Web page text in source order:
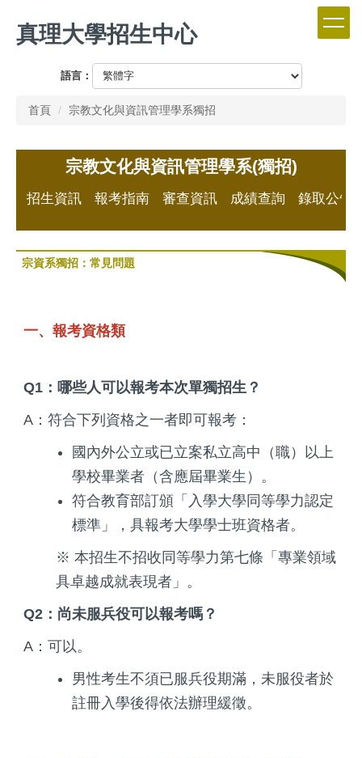
到
主真理大學招生中心
語言：
首頁 宗教文化與資訊管理學系獨招
宗教文化與資訊管理學系(獨招)
招生資訊 報考指南 審查資訊 成績查詢 錄取公告
宗資系獨招：常見問題
一、報考資格類
Q1：哪些人可以報考本次單獨招生？
A：符合下列資格之一者即可報考：
國內外公立或已立案私立高中（職）以上
學校畢業者（含應屆畢業生）。
符合教育部訂頒「入學大學同等學力認定
標準」，具報考大學學士班資格者。
※ 本招生不招收同等學力第七條「專業領域
具卓越成就表現者」。
Q2：尚未服兵役可以報考嗎？
A：可以。
男性考生不須已服兵役期滿，未服役者於
註冊入學後得依法辦理緩徵。